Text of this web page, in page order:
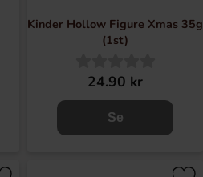
Kinder Hollow Figure Xmas 35g
(1st)
24.90 kr
Se